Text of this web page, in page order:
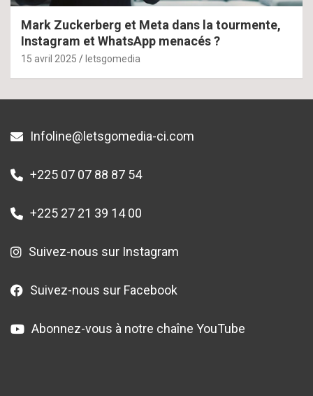
Mark Zuckerberg et Meta dans la tourmente,
Instagram et WhatsApp menacés ?
15 avril 2025 letsgomedia
Infoline@letsgomedia-ci.com
+225 07 07 88 87 54
+225 27 21 39 14 00
Suivez-nous sur Instagram
Suivez-nous sur Facebook
Abonnez-vous à notre chaîne YouTube